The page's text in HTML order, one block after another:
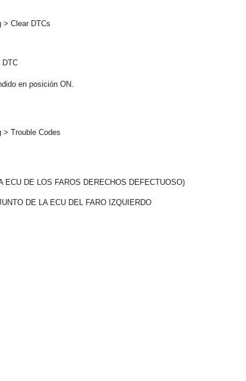
> Clear DTCs
DTC
en posición ON.
> Trouble Codes
ECU DE LOS FAROS DERECHOS DEFECTUOSO)
DE LA ECU DEL FARO IZQUIERDO